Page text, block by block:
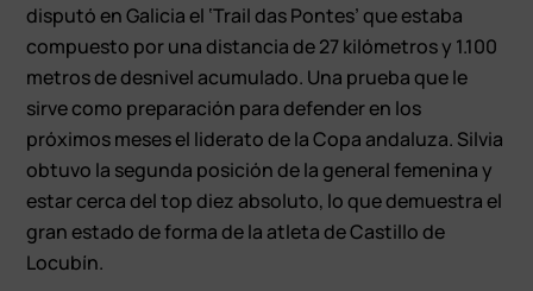
disputó en Galicia el ‘Trail das Pontes’ que estaba
compuesto por una distancia de 27 kilómetros y 1.100
metros de desnivel acumulado. Una prueba que le
sirve como preparación para defender en los
próximos meses el liderato de la Copa andaluza. Silvia
obtuvo la segunda posición de la general femenina y
estar cerca del top diez absoluto, lo que demuestra el
gran estado de forma de la atleta de Castillo de
Locubín.